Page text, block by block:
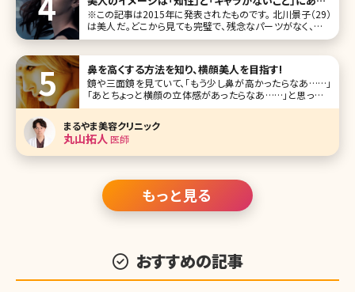
た／北条かや
※この記事は2015年に発表されたものです。 北川景子（29）
は美人だ。どこから見ても完璧で、残念なパーツがなく、まる
で「美人のひな形」のようである。オリコンスタイルの（「女性
鼻を高くする方法を知り、横顔美人を目指す!
鏡や三面鏡を見ていて、「もう少し鼻が高かったらなあ……」
「あとちょっと横顔の立体感があったらなあ……」と思ったこ
とはありませんか? 普段、あまり自分では意識することのな
横顔の象徴といえば、スッと鼻筋の通った高い鼻です。フラッ
トな顔立ちが
まるやま美容クリニック
丸山拓人 医師
もっと見る
おすすめの記事